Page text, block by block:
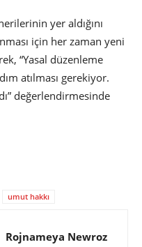
yer aldığını
için her zaman yeni
“Yasal düzenleme
atılması gerekiyor.
değerlendirmesinde
umut hakkı
Rojnameya Newroz